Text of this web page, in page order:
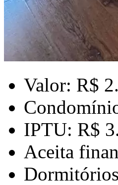
Valor: R$
IPTU: R$
Aceita